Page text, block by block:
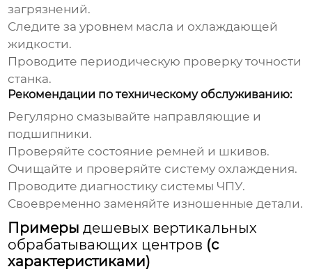
загрязнений.
Следите за уровнем масла и охлаждающей
жидкости.
Проводите периодическую проверку точности
станка.
Рекомендации по техническому обслуживанию:
Регулярно смазывайте направляющие и
подшипники.
Проверяйте состояние ремней и шкивов.
Очищайте и проверяйте систему охлаждения.
Проводите диагностику системы ЧПУ.
Своевременно заменяйте изношенные детали.
Примерыдешевых вертикальных
обрабатывающих центров (с
характеристиками)